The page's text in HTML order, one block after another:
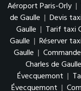
Aéroport Paris-Orly |
de Gaulle | Devis
Gaulle | Tarif taxi
Gaulle | Réserver
Gaulle |
Charles de Gaulle
Évecquemont |
Évecquemont |